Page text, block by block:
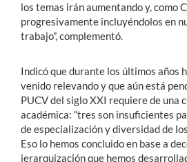
los temas irán aumentando y, como
progresivamente incluyéndolos en
trabajo”, complementó.
Indicó que durante los últimos años
venido relevando y que aún está
PUCV del siglo XXI requiere de una
académica: “tres son insuficientes
de especialización y diversidad de
Eso lo hemos concluido en base a
jerarquización que hemos